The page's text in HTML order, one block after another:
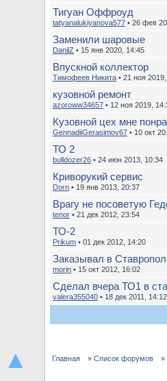
▲
Тигуан Оффроуд
tatyanalukiyanova577 • 26 фев
Заменили шаровые
DanilZ • 15 янв 2020, 14:45
Впускной коллектор
Тимофеев Никита • 21 ноя
кузовной ремонт
azoroww34657 • 12 ноя 2019,
Кузовной цех мне
GennadiiGerasimov67 • 10 окт
ТО 2
bulldozer26 • 24 июн 2013, 10:34
Криворукий сервис
Dorn • 19 янв 2013, 20:37
Врагу не посоветую
tenor • 21 дек 2012, 23:54
ТО-2
Prikum • 01 дек 2012, 14:20
Заказывал в
morin • 15 окт 2012, 16:02
Сделал вчера ТО1 в
valera355040 • 18 дек 2011, 14:12
Главная » Список форумов »